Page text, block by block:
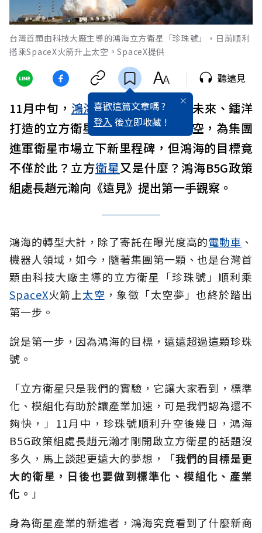
台灣首顆由科技大廠主導的鴻海立方衛星「珍珠號」，日前順利
搭乘SpaceX火箭升上太空。SpaceX提供
喜歡這篇文章嗎 ?
登入 後立即收藏 !
聽遠見
11月中旬， 鴻海攜手中央大學、創未來、鐳洋
打造的立方衛星「珍珠號」順利升空，為集團
進軍衛星市場立下新里程碑，但鴻海的目標竟
不僅於此？立方衛星又是什麼？鴻海B5G政策
組處長趙元瀚向《遠見》提出第一手觀察。
鴻海的轉型大計，除了寄託在曝光度高的電動車 、
機器人領域，如今，隨著集團第一顆、也是台灣首
顆由科技大廠主導的立方衛星「珍珠號」順利乘
SpaceX火箭上太空 ，象徵「太空夢」也終於踏出
第一步。
說是第一步，因為鴻海的目標，遠遠超過這顆珍珠
號。
「立方衛星只是我們的實驗，它讓大家看到，標準
化、模組化有助於讓產業加速，可是我們認為還不
夠快，」11月中，珍珠號順利升空後幾日，鴻海
B5G政策組處長趙元瀚才剛開啟立方衛星的話題沒
多久，馬上談起更遠大的夢想，「我們的目標是更
大的衛星，日後也要做到標準化、模組化、產業
化。 」
身為衛星產業的新進者，鴻海究竟看到了什麼新商